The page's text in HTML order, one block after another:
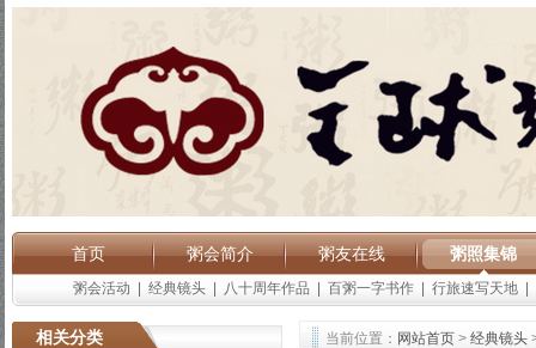
首页 粥会简介 粥友在线 粥照集锦
粥会活动 经典镜头 八十周年作品 百粥一字书作 行旅速写天地
相关分类 当前位置： 网站首页 > 经典镜头